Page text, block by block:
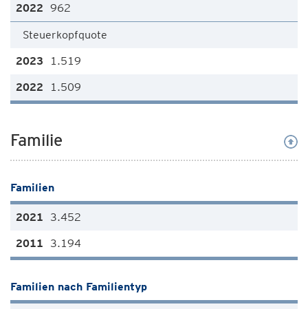
962
Steuerkopfquote
1.519
1.509
Familie
Familien
3.452
3.194
Familien nach Familientyp